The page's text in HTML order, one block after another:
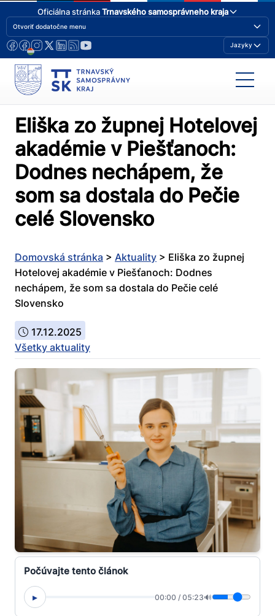
Oficiálna stránkaTrnavského samosprávneho kraja
Otvoriť dodatočne menu
Jazyky
Eliška zo župnej Hotelovej
akadémie v Piešťanoch:
Dodnes nechápem, že
som sa dostala do Pečie
celé Slovensko
Domovská stránka > Aktuality > Eliška zo župnej
Hotelovej akadémie v Piešťanoch: Dodnes
nechápem, že som sa dostala do Pečie celé
Slovensko
17.12.2025
Všetky aktuality
Počúvajte tento článok
▸ 00:00 / 05:23🔊